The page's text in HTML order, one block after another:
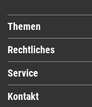
Themen
Rechtliches
Service
Kontakt